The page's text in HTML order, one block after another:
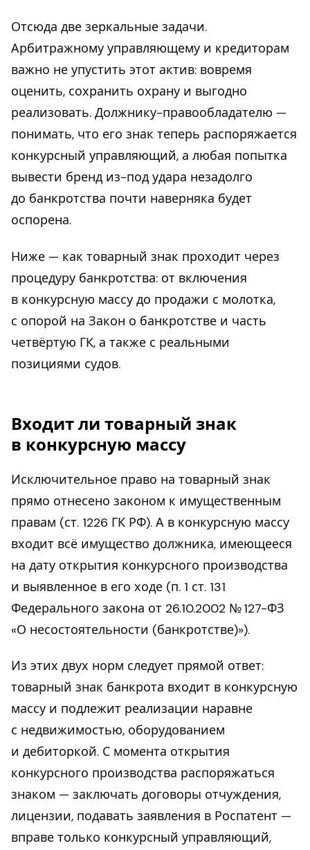
Отсюда две зеркальные задачи.
Арбитражному управляющему и кредиторам
важно не упустить этот актив: вовремя
оценить, сохранить охрану и выгодно
реализовать. Должнику-правообладателю —
понимать, что его знак теперь распоряжается
конкурсный управляющий, а любая попытка
вывести бренд из-под удара незадолго
до банкротства почти наверняка будет
оспорена.
Ниже — как товарный знак проходит через
процедуру банкротства: от включения
в конкурсную массу до продажи с молотка,
с опорой на Закон о банкротстве и часть
четвёртую ГК, а также с реальными
позициями судов.
Входит ли товарный знак
в конкурсную массу
Исключительное право на товарный знак
прямо отнесено законом к имущественным
правам (ст. 1226 ГК РФ). А в конкурсную массу
входит всё имущество должника, имеющееся
на дату открытия конкурсного производства
и выявленное в его ходе (п. 1 ст. 131
Федерального закона от 26.10.2002 № 127-ФЗ
«О несостоятельности (банкротстве)»).
Из этих двух норм следует прямой ответ:
товарный знак банкрота входит в конкурсную
массу и подлежит реализации наравне
с недвижимостью, оборудованием
и дебиторкой. С момента открытия
конкурсного производства распоряжаться
знаком — заключать договоры отчуждения,
лицензии, подавать заявления в Роспатент —
вправе только конкурсный управляющий,